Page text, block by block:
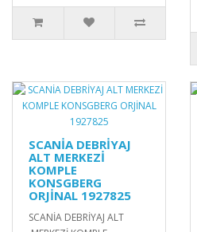
SCANİA DEBRİYAJ
ALT MERKEZİ
KOMPLE
KONSGBERG
ORJİNAL 1927825
SCANİA DEBRİYAJ ALT